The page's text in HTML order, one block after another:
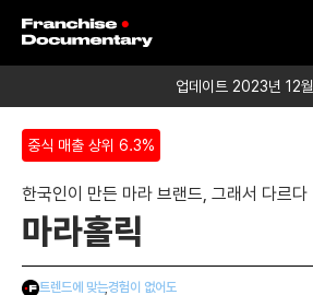
업데이트 2023년 12월
중식 매출 상위 6.3%
한국인이 만든 마라 브랜드, 그래서 다르다
마라홀릭
트렌드에 맞는,경험이 없어도